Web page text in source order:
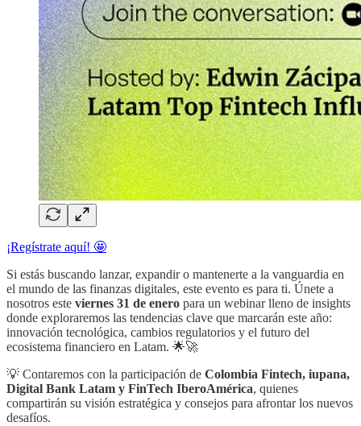
¡Regístrate aquí! 🤩
​​Si estás buscando lanzar, expandir o mantenerte a la vanguardia en
el mundo de las finanzas digitales, este evento es para ti. Únete a
nosotros este viernes 31 de enero para un webinar lleno de insights
donde exploraremos las tendencias clave que marcarán este año:
innovación tecnológica, cambios regulatorios y el futuro del
ecosistema financiero en Latam. 🌟🚀
💡 Contaremos con la participación de Colombia Fintech, iupana,
Digital Bank Latam y FinTech IberoAmérica, quienes
compartirán su visión estratégica y consejos para afrontar los nuevos
desafíos.